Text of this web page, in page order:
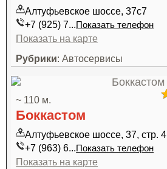
Алтуфьевское шоссе, 37с7
+7 (925) 7...Показать телефон
Показать на карте
Рубрики: Автосервисы
~ 110 м.
Боккастом
Алтуфьевское шоссе, 37, стр. 4
+7 (963) 6...Показать телефон
Показать на карте